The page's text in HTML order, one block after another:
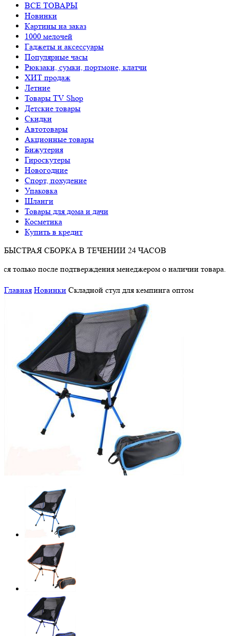
ВСЕ ТОВАРЫ
Новинки
Картины на заказ
1000 мелочей
Гаджеты и аксессуары
Популярные часы
Рюкзаки, сумки, портмоне, клатчи
ХИТ продаж
Летние
Товары TV Shop
Детские товары
Cкидки
Автотовары
Акционные товары
Бижутерия
Гироскутеры
Новогодние
Спорт, похудение
Упаковка
Шланги
Товары для дома и дачи
Косметика
Купить в кредит
БЫСТРАЯ СБОРКА В ТЕЧЕНИИ 24 ЧАСОВ
после подтверждения менеджером о наличии товара.
Главная Новинки Складной стул для кемпинга оптом